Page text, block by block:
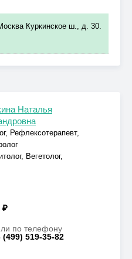
Куркинское ш., д. 30.
Наталья
Рефлексотерапевт,
Вегетолог,
₽
по телефону
(499) 519-35-82